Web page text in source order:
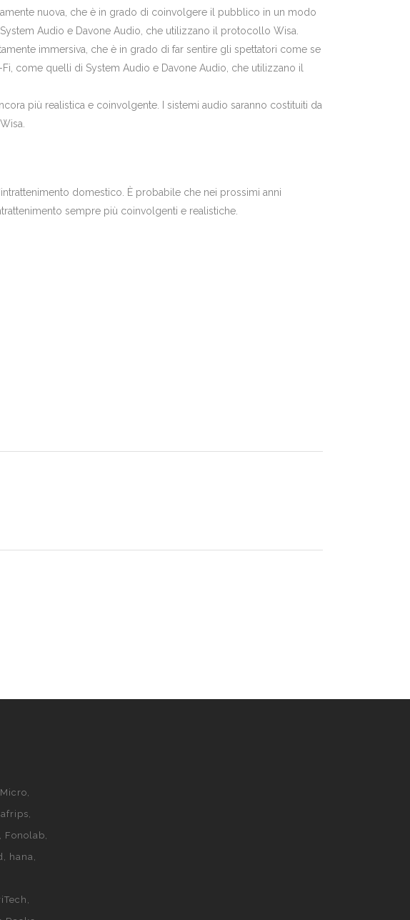
nuova, che è in grado di coinvolgere il pubblico in un modo
Audio e Davone Audio, che utilizzano il protocollo Wisa.
immersiva, che è in grado di far sentire gli spettatori come se
come quelli di System Audio e Davone Audio, che utilizzano il
più realistica e coinvolgente. I sistemi audio saranno costituiti da
domestico. È probabile che nei prossimi anni
sempre più coinvolgenti e realistiche.
Fonolab
hana